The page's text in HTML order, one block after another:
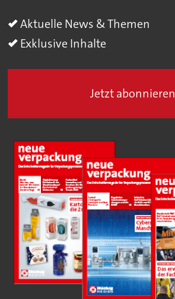
Aktuelle News & Themen
Exklusive Inhalte
Jetzt abonnieren